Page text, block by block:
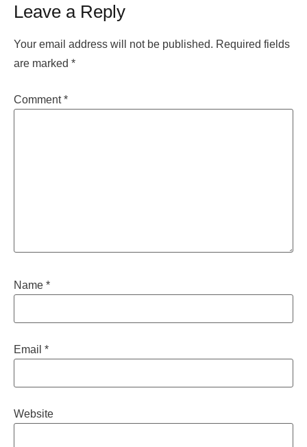
Leave a Reply
Your email address will not be published. Required fields
are marked *
Comment*
Name *
Email *
Website